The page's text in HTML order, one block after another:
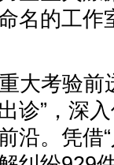
名的工作
大考验前
出诊”，深
沿。凭借